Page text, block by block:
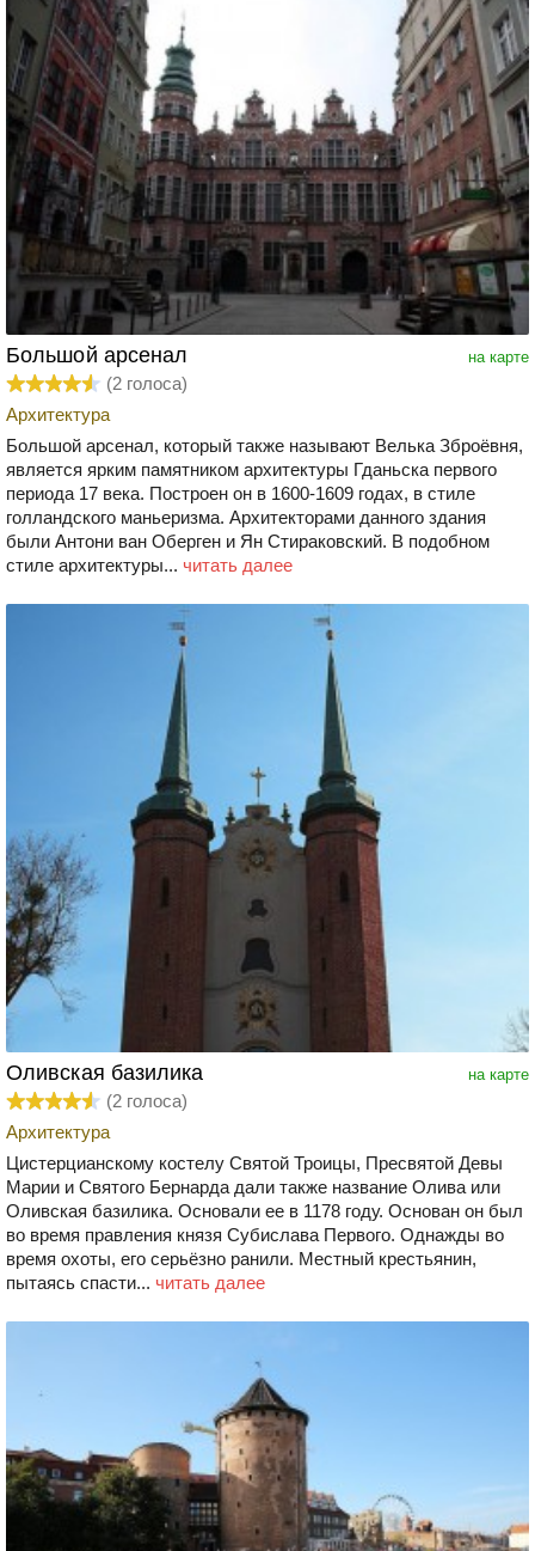
на карте
Большой арсенал
(2 голоса)
Архитектура
Большой арсенал, который также называют Велька Зброёвня,
является ярким памятником архитектуры Гданьска первого
периода 17 века. Построен он в 1600-1609 годах, в стиле
голландского маньеризма. Архитекторами данного здания
были Антони ван Оберген и Ян Стираковский. В подобном
стиле архитектуры... читать далее
на карте
Оливская базилика
(2 голоса)
Архитектура
Цистерцианскому костелу Святой Троицы, Пресвятой Девы
Марии и Святого Бернарда дали также название Олива или
Оливская базилика. Основали ее в 1178 году. Основан он был
во время правления князя Субислава Первого. Однажды во
время охоты, его серьёзно ранили. Местный крестьянин,
пытаясь спасти... читать далее